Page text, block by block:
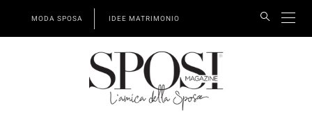
MODA SPOSA IDEE MATRIMONIO